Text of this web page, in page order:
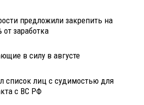
предложили закрепить на
заработка
в силу в августе
список лиц с судимостью для
с ВС РФ